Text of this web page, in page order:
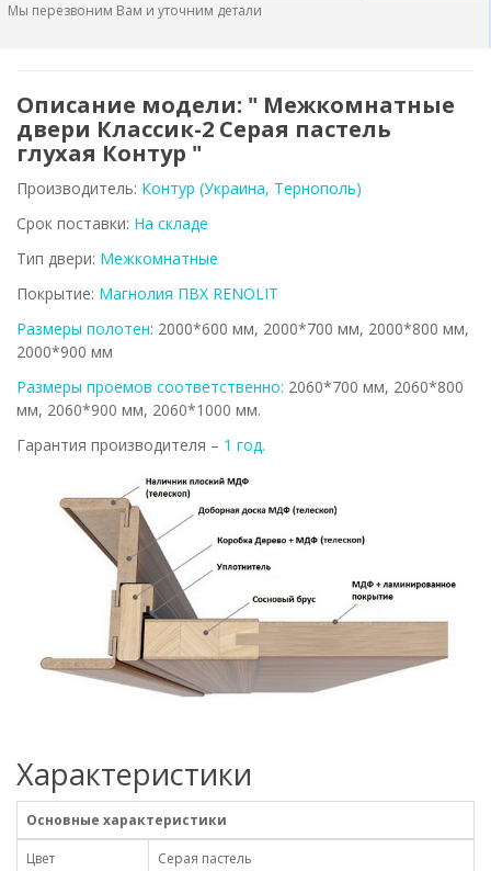
Мы перезвоним Вам и уточним детали
Описание модели: " Межкомнатные
двери Классик-2 Серая пастель
глухая Контур "
Производитель: Контур (Украина, Тернополь)
Срок поставки: На складе
Тип двери: Межкомнатные
Покрытие: Магнолия ПВХ RENOLIT
Размеры полотен: 2000*600 мм, 2000*700 мм, 2000*800 мм,
2000*900 мм
Размеры проемов соответственно: 2060*700 мм, 2060*800
мм, 2060*900 мм, 2060*1000 мм.
Гарантия производителя – 1 год.
Характеристики
Основные характеристики
Цвет Серая пастель